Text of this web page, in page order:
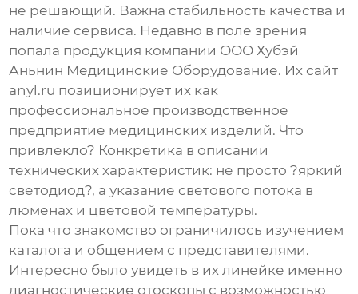
не решающий. Важна стабильность качества и
наличие сервиса. Недавно в поле зрения
попала продукция компании ООО Хубэй
Аньнин Медицинские Оборудование. Их сайт
anyl.ru позиционирует их как
профессиональное производственное
предприятие медицинских изделий. Что
привлекло? Конкретика в описании
технических характеристик: не просто ?яркий
светодиод?, а указание светового потока в
люменах и цветовой температуры.
Пока что знакомство ограничилось изучением
каталога и общением с представителями.
Интересно было увидеть в их линейке именно
диагностические отоскопы с возможностью